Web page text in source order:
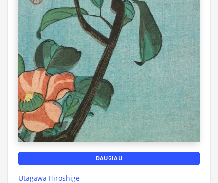
DAUGIAU
Utagawa Hiroshige